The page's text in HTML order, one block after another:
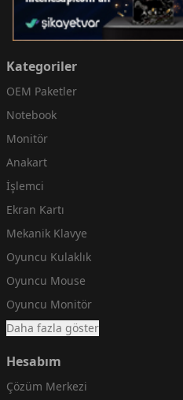
Kategoriler
OEM Paketler
Notebook
Monitör
Anakart
İşlemci
Ekran Kartı
Mekanik Klavye
Oyuncu Kulaklık
Oyuncu Mouse
Oyuncu Monitör
Daha fazla göster
Hesabım
Çözüm Merkezi